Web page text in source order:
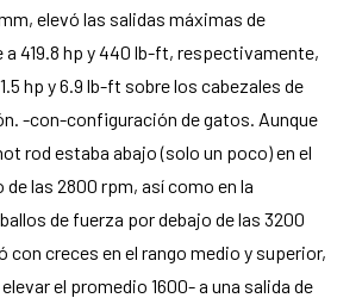
elevó las salidas máximas de
419.8 hp y 440 lb-ft, respectivamente,
hp y 6.9 lb-ft sobre los cabezales de
-con-configuración de gatos. Aunque
rod estaba abajo (solo un poco) en el
las 2800 rpm, así como en la
de fuerza por debajo de las 3200
con creces en el rango medio y superior,
el promedio 1600- a una salida de